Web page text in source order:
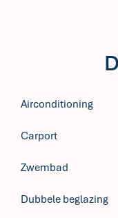
Airconditioning
Carport
Zwembad
Dubbele beglazing